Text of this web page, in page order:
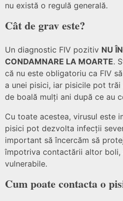
nu există o regulă generală.
Cât de grav este?
Un diagnostic FIV pozitiv NU
CONDAMNARE LA MOARTE.
că nu este obligatoriu ca FIV
a unei pisici, iar pisicile pot
de boală mulți ani după ce au
Cu toate acestea, virusul este
pisici pot dezvolta infecții
important să încercăm să
împotriva contactării altor boli,
vulnerabile.
Cum poate contacta o